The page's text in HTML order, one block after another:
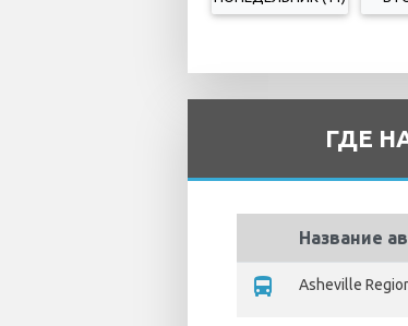
ГДЕ
Название
directions_bus Asheville